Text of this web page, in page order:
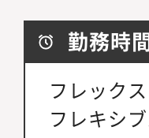
勤務時
フレック
フレキシ